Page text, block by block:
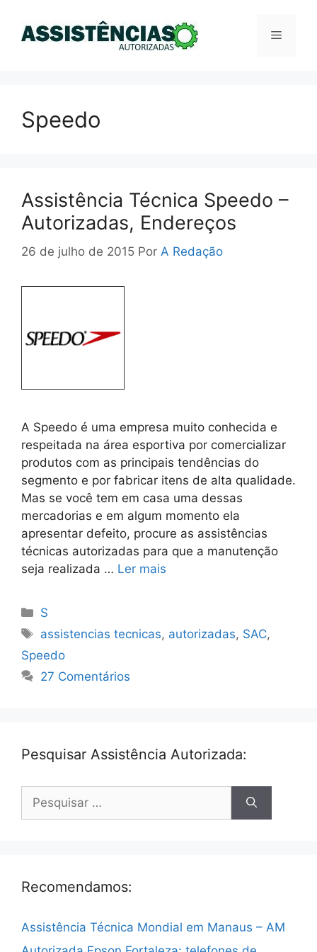
Menu
Speedo
Assistência Técnica Speedo –
Autorizadas, Endereços
26 de julho de 2015 Por A Redação
A Speedo é uma empresa muito conhecida e
respeitada na área esportiva por comercializar
produtos com as principais tendências do
segmento e por fabricar itens de alta qualidade.
Mas se você tem em casa uma dessas
mercadorias e em algum momento ela
apresentar defeito, procure as assistências
técnicas autorizadas para que a manutenção
seja realizada … Ler mais
Categorias
S
Tags
assistencias tecnicas, autorizadas, SAC,
Speedo
27 Comentários
Pesquisar Assistência Autorizada:
por:
Recomendamos:
Assistência Técnica Mondial em Manaus – AM